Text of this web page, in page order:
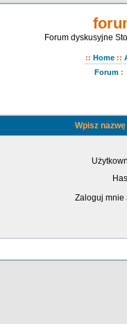
Forum dyskusyjne
:: Home ::
Forum:
Wpisz
Zaloguj mnie